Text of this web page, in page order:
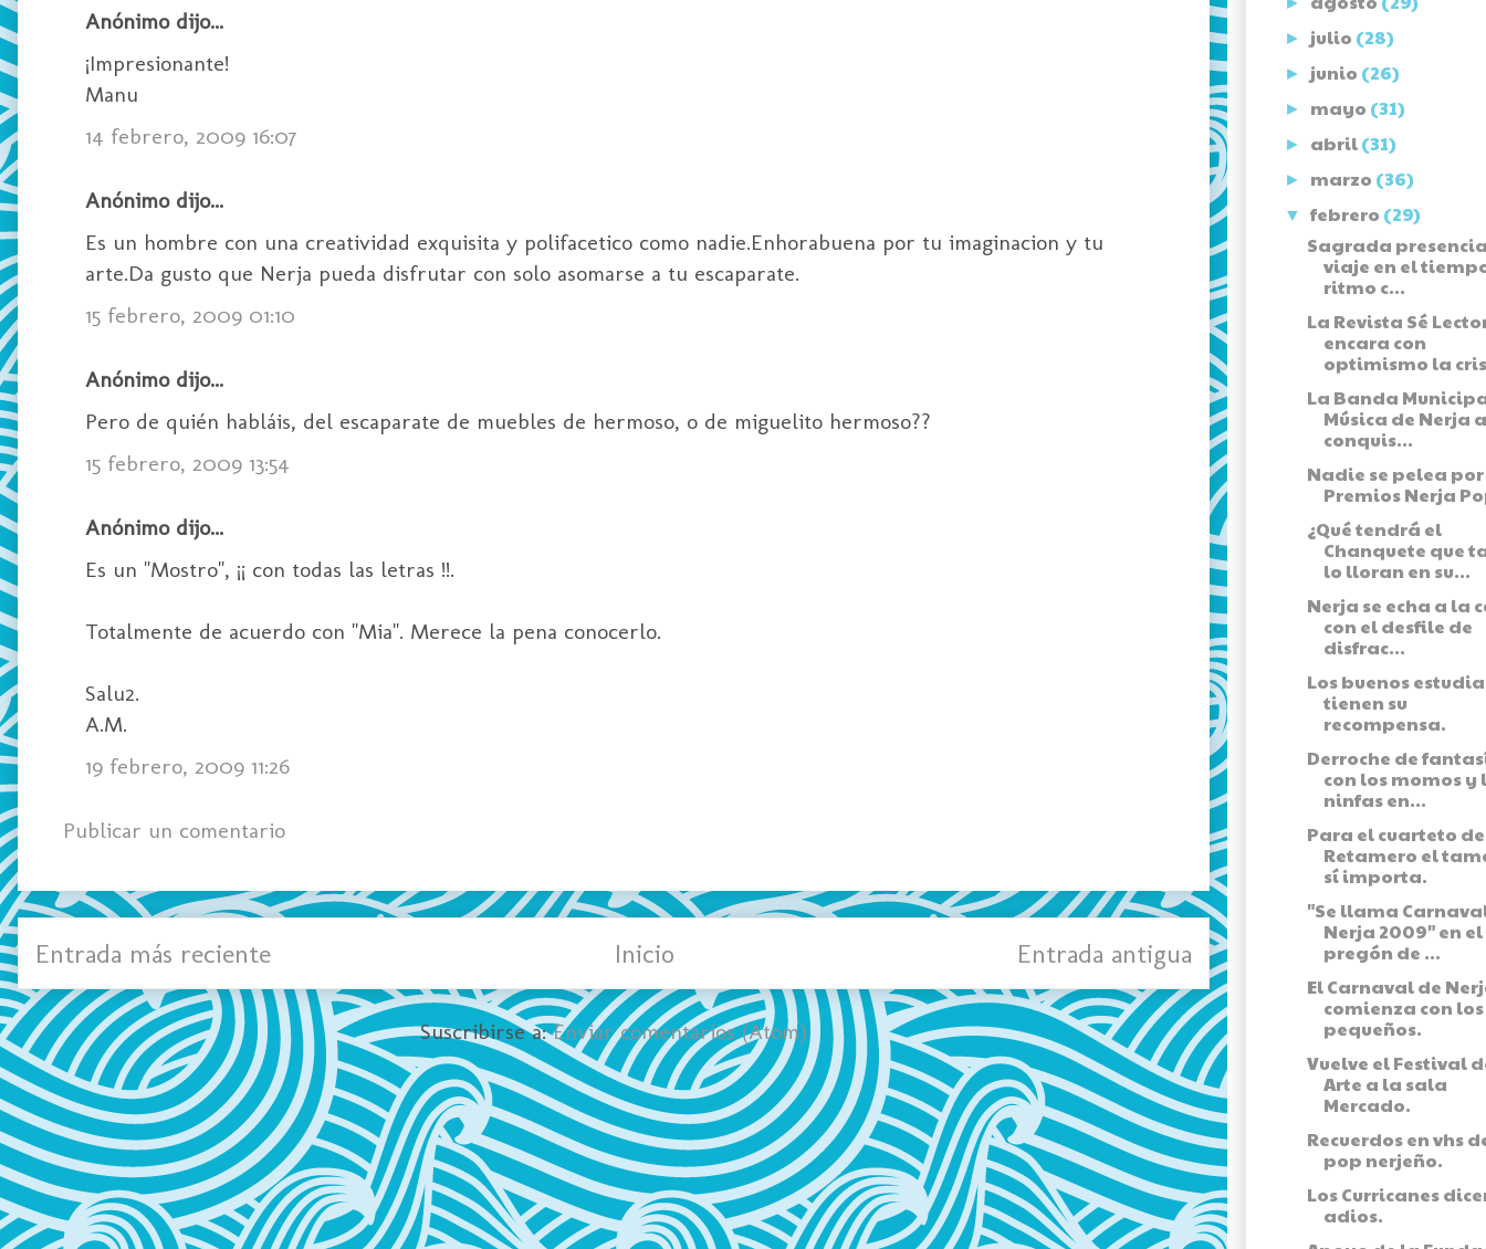
Anónimo dijo...
¡Impresionante!
Manu
14 febrero, 2009 16:07
Anónimo dijo...
Es un hombre con una creatividad exquisita y polifacetico como nadie.Enhorabuena por tu imaginacion y tu
arte.Da gusto que Nerja pueda disfrutar con solo asomarse a tu escaparate.
15 febrero, 2009 01:10
Anónimo dijo...
Pero de quién habláis, del escaparate de muebles de hermoso, o de miguelito hermoso??
15 febrero, 2009 13:54
Anónimo dijo...
Es un "Mostro", ¡¡ con todas las letras !!.
Totalmente de acuerdo con "Mia". Merece la pena conocerlo.
Salu2.
A.M.
19 febrero, 2009 11:26
Publicar un comentario
Entrada más reciente Entrada antigua
Inicio
Suscribirse a:Enviar comentarios (Atom)
► julio (28)
► junio (26)
► mayo (31)
► abril(31)
► marzo (36)
▼febrero (29)
Sagrada
viaje en el
ritmo c...
La Revista Sé
encara con
optimismo la
La Banda
Música de Nerja
conquis...
Nadie se pelea por
Premios Nerja
¿Qué tendrá el
Chanquete que
lo lloran en su...
Nerja se echa a la
con el desfile de
disfrac...
Los buenos
tienen su
recompensa.
Derroche de
con los momos y
ninfas en...
Para el cuarteto de
Retamero el
sí importa.
"Se llama
Nerja 2009" en el
pregón de ...
El Carnaval de
comienza con
pequeños.
Vuelve el Festival
Arte a la sala
Mercado.
Recuerdos en vhs
pop nerjeño.
Los Curricanes
adios.